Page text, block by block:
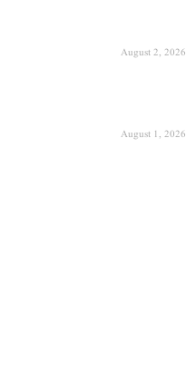
August 2, 2026
August 1, 2026